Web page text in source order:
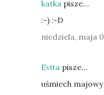
katka pisze…
:-) :-D
niedziela, maja
Evita pisze…
uśmiech majowy